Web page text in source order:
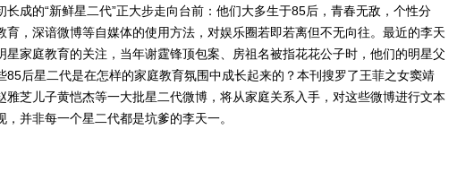
长成的“新鲜星二代”正大步走向台前：他们大多生于85后，青春无敌，个性分
育，深谙微博等自媒体的使用方法，对娱乐圈若即若离但不无向往。最近的李天
星家庭教育的关注，当年谢霆锋顶包案、房祖名被指花花公子时，他们的明星父
85后星二代是在怎样的家庭教育氛围中成长起来的？本刊搜罗了王菲之女窦靖
雅芝儿子黄恺杰等一大批星二代微博，将从家庭关系入手，对这些微博进行文本
并非每一个星二代都是坑爹的李天一。